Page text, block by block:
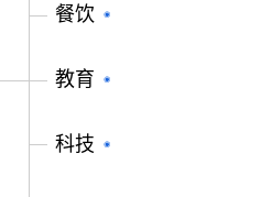
餐饮
教育
科技